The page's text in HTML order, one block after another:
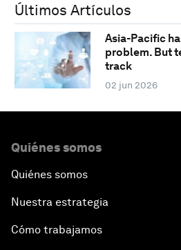
Últimos Artículos
Asia-Pacific
problem. But
track
02 jun 2026
Quiénes somos
Quiénes somos
Nuestra estrategia
Cómo trabajamos